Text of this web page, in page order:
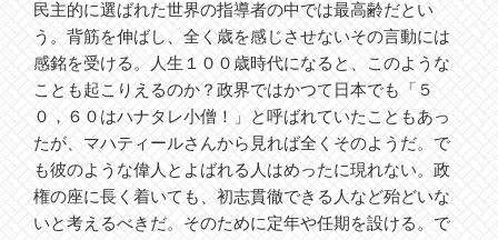
民主的に選ばれた世界の指導者の中では最高齢だとい
う。背筋を伸ばし、全く歳を感じさせないその言動には
感銘を受ける。人生１００歳時代になると、このような
ことも起こりえるのか？政界ではかつて日本でも「５
０，６０はハナタレ小僧！」と呼ばれていたこともあっ
たが、マハティールさんから見れば全くそのようだ。で
も彼のような偉人とよばれる人はめったに現れない。政
権の座に長く着いても、初志貫徹できる人など殆どいな
いと考えるべきだ。そのために定年や任期を設ける。で